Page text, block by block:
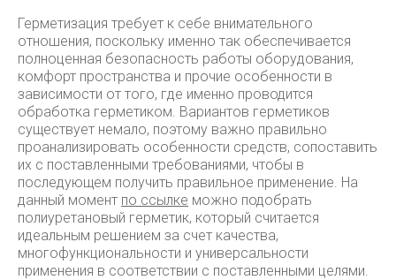
Герметизация требует к себе внимательного
отношения, поскольку именно так обеспечивается
полноценная безопасность работы оборудования,
комфорт пространства и прочие особенности в
зависимости от того, где именно проводится
обработка герметиком. Вариантов герметиков
существует немало, поэтому важно правильно
проанализировать особенности средств, сопоставить
их с поставленными требованиями, чтобы в
последующем получить правильное применение. На
данный момент по ссылке можно подобрать
полиуретановый герметик, который считается
идеальным решением за счет качества,
многофункциональности и универсальности
применения в соответствии с поставленными целями.